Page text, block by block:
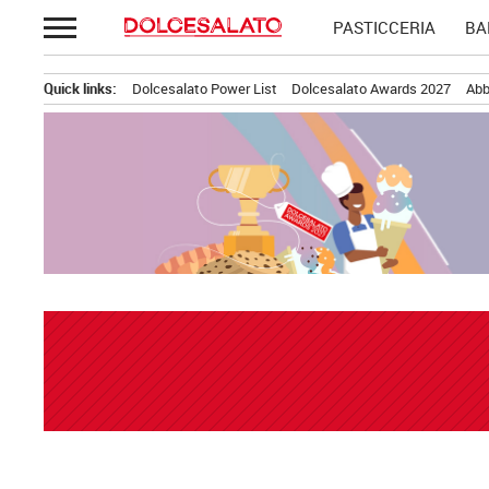
Passa
al
PASTICCERIA
Quick links: Dolcesalato Power List Dolcesalato Awards 2027